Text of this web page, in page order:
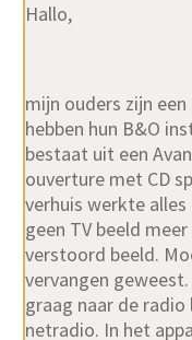
Hallo,
mijn ouders zijn
hebben hun B&O
bestaat uit een
ouverture met CD
verhuis werkte alles
geen TV beeld
verstoord beeld.
vervangen
graag naar de
netradio. In het